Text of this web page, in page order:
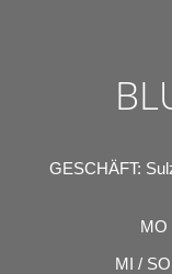
GESCHÄFT:
MO
MI /